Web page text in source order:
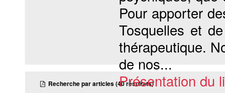
Pour apporter
Tosquelles et
thérapeutique.
de nos...
Présentation du
Recherche par articles (40 résultats)